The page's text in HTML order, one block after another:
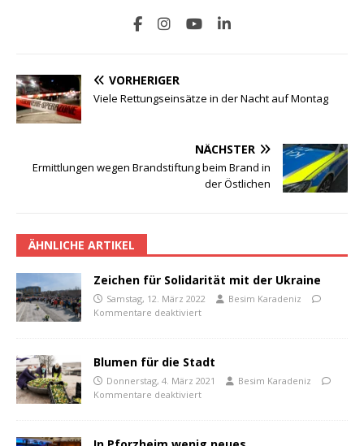
VORHERIGER
Viele Rettungseinsätze in der Nacht auf Montag
NÄCHSTER
Ermittlungen wegen Brandstiftung beim Brand in
der Östlichen
ÄHNLICHE ARTIKEL
Zeichen für Solidarität mit der Ukraine
Samstag, 12. März 2022
Besim Karadeniz
Kommentare deaktiviert
Blumen für die Stadt
Donnerstag, 4. März 2021
Besim Karadeniz
Kommentare deaktiviert